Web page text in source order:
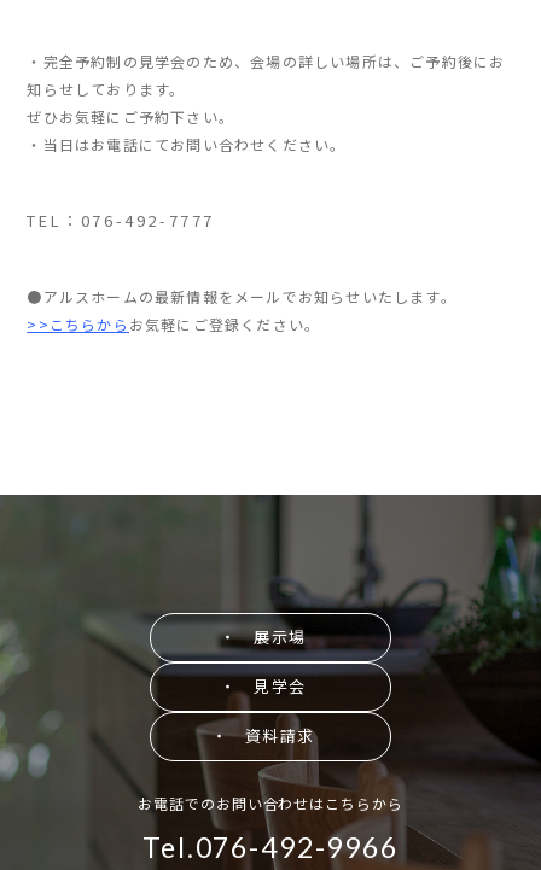
・完全予約制の見学会のため、会場の詳しい場所は、ご予約後にお
知らせしております。
ぜひお気軽にご予約下さい。
・当日はお電話にてお問い合わせください。
TEL：076-492-7777
●アルスホームの最新情報をメールでお知らせいたします。
>>こちらから お気軽にご登録ください。
・ 展示場
・ 見学会
・ 資料請求
お電話でのお問い合わせはこちらから
Tel.076-492-9966